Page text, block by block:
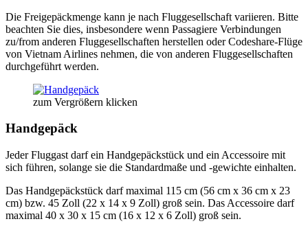
Die Freigepäckmenge kann je nach Fluggesellschaft variieren. Bitte
beachten Sie dies, insbesondere wenn Passagiere Verbindungen
zu/from anderen Fluggesellschaften herstellen oder Codeshare-Flüge
von Vietnam Airlines nehmen, die von anderen Fluggesellschaften
durchgeführt werden.
zum Vergrößern klicken
Handgepäck
Jeder Fluggast darf ein Handgepäckstück und ein Accessoire mit
sich führen, solange sie die Standardmaße und -gewichte einhalten.
Das Handgepäckstück darf maximal 115 cm (56 cm x 36 cm x 23
cm) bzw. 45 Zoll (22 x 14 x 9 Zoll) groß sein. Das Accessoire darf
maximal 40 x 30 x 15 cm (16 x 12 x 6 Zoll) groß sein.